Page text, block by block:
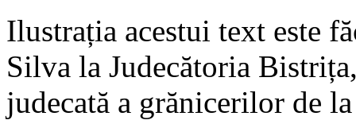
Ilustrația acestui text este
Silva la Judecătoria
judecată a grănicerilor de